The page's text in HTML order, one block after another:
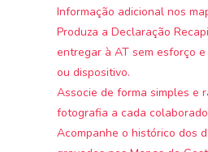
Informação adicional nos
Produza a Declaração
entregar à AT sem esforço
ou dispositivo.
Associe de forma simples e
fotografia a cada
Acompanhe o histórico dos